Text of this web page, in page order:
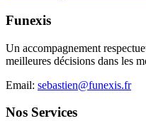
Funexis
Un accompagnement
meilleures décisions dans les
Email: sebastien@funexis.fr
Nos Services